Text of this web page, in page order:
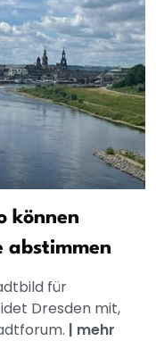
können
abstimmen
für
Dresden mit,
| mehr